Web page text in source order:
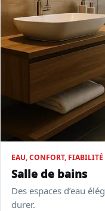
EAU, CONFORT, FIABILITÉ
Salle de bains
Des espaces d’eau
durer.